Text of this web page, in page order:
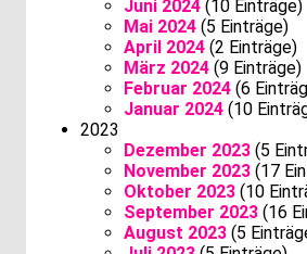
Juni 2024 (10 Einträge)
Mai 2024 (5 Einträge)
April 2024 (2 Einträge)
März 2024 (9 Einträge)
Februar 2024 (6
Januar 2024 (10
2023
Dezember 2023 (5
November 2023 (17
Oktober 2023 (10
September 2023 (16
August 2023 (5